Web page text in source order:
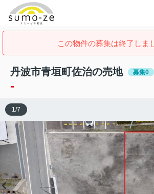
この物件の募集は終了しま
丹波市青垣町佐治の売地 募集0
-
1/7